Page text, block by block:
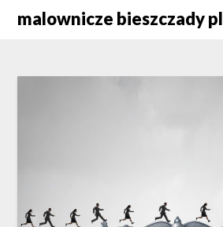
malownicze bieszczady pl